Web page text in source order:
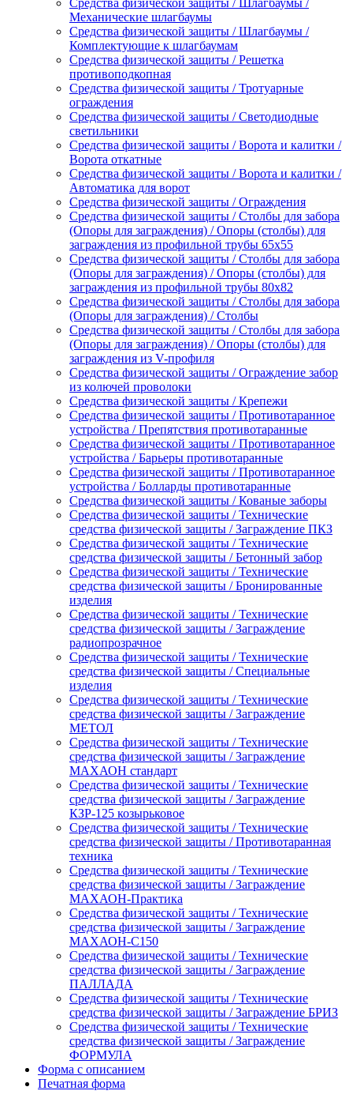
Механические шлагбаумы
Средства физической защиты / Шлагбаумы /
Комплектующие к шлагбаумам
Средства физической защиты / Решетка
противоподкопная
Средства физической защиты / Тротуарные
ограждения
Средства физической защиты / Светодиодные
светильники
Средства физической защиты / Ворота и калитки /
Ворота откатные
Средства физической защиты / Ворота и калитки /
Автоматика для ворот
Средства физической защиты / Ограждения
Средства физической защиты / Столбы для забора
(Опоры для заграждения) / Опоры (столбы) для
заграждения из профильной трубы 65х55
Средства физической защиты / Столбы для забора
(Опоры для заграждения) / Опоры (столбы) для
заграждения из профильной трубы 80х82
Средства физической защиты / Столбы для забора
(Опоры для заграждения) / Столбы
Средства физической защиты / Столбы для забора
(Опоры для заграждения) / Опоры (столбы) для
заграждения из V-профиля
Средства физической защиты / Ограждение забор
из колючей проволоки
Средства физической защиты / Крепежи
Средства физической защиты / Противотаранное
устройства / Препятствия противотаранные
Средства физической защиты / Противотаранное
устройства / Барьеры противотаранные
Средства физической защиты / Противотаранное
устройства / Болларды противотаранные
Средства физической защиты / Кованые заборы
Средства физической защиты / Технические
средства физической защиты / Заграждение ПКЗ
Средства физической защиты / Технические
средства физической защиты / Бетонный забор
Средства физической защиты / Технические
средства физической защиты / Бронированные
изделия
Средства физической защиты / Технические
средства физической защиты / Заграждение
радиопрозрачное
Средства физической защиты / Технические
средства физической защиты / Специальные
изделия
Средства физической защиты / Технические
средства физической защиты / Заграждение
МЕТОЛ
Средства физической защиты / Технические
средства физической защиты / Заграждение
МАХАОН стандарт
Средства физической защиты / Технические
средства физической защиты / Заграждение
КЗР-125 козырьковое
Средства физической защиты / Технические
средства физической защиты / Противотаранная
техника
Средства физической защиты / Технические
средства физической защиты / Заграждение
МАХАОН-Практика
Средства физической защиты / Технические
средства физической защиты / Заграждение
МАХАОН-С150
Средства физической защиты / Технические
средства физической защиты / Заграждение
ПАЛЛАДА
Средства физической защиты / Технические
средства физической защиты / Заграждение БРИЗ
Средства физической защиты / Технические
средства физической защиты / Заграждение
ФОРМУЛА
Форма с описанием
Печатная форма